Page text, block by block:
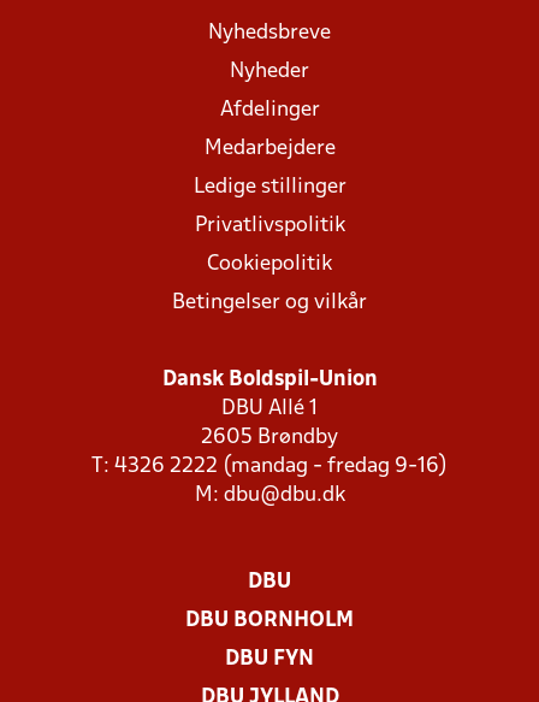
Nyhedsbreve
Nyheder
Afdelinger
Medarbejdere
Ledige stillinger
Privatlivspolitik
Cookiepolitik
Betingelser og vilkår
Dansk Boldspil-Union
DBU Allé 1
2605 Brøndby
T: 4326 2222 (mandag - fredag 9-16)
M: dbu@dbu.dk
DBU
DBU BORNHOLM
DBU FYN